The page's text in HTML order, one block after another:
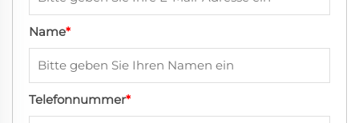
Name*
Telefonnummer*